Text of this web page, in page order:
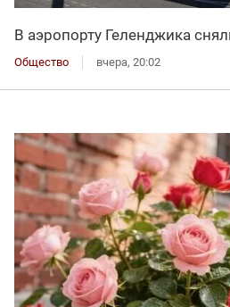
В аэропорту Геленджика
Общество вчера, 20:02